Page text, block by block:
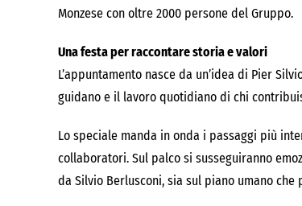
Monzese con oltre 2000 persone del Gruppo.
Una festa per raccontare storia e valori
L’appuntamento nasce da un’idea di Pier
guidano e il lavoro quotidiano di chi
Lo speciale manda in onda i passaggi più
collaboratori. Sul palco si susseguiranno
da Silvio Berlusconi, sia sul piano umano